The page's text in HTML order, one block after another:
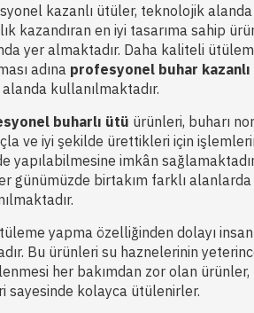
kazanlı ütüler, teknolojik alanda
kazandıran en iyi tasarıma sahip
yer almaktadır. Daha kaliteli
adına profesyonel buhar
kullanılmaktadır.
buharlı ütü ürünleri, buharı
ve iyi şekilde ürettikleri için
yapılabilmesine imkân
günümüzde birtakım farklı alanlarda
yapma özelliğinden dolayı
Bu ürünleri su haznelerinin
her bakımdan zor olan ürünler,
kolayca ütülenirler.